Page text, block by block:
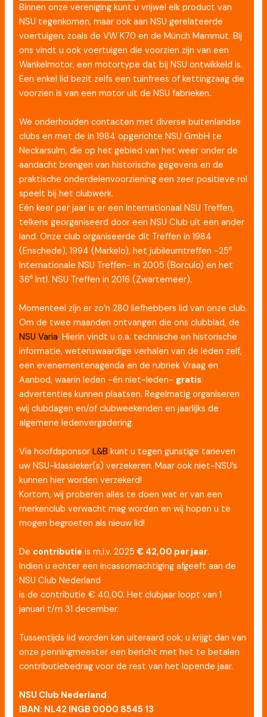
Binnen onze vereniging kunt u vrijwel elk product van
NSU tegenkomen, maar ook aan NSU gerelateerde
voertuigen, zoals de VW K70 en de Münch Mammut. Bij
ons vindt u ook voertuigen die voorzien zijn van een
Wankelmotor, een motortype dat bij NSU ontwikkeld is.
Een enkel lid bezit zelfs een tuinfrees of kettingzaag die
voorzien is van een motor uit de NSU fabrieken.
We onderhouden contacten met diverse buitenlandse
clubs en met de in 1984 opgerichte NSU GmbH te
Neckarsulm, die op het gebied van het weer onder de
aandacht brengen van historische gegevens en de
praktische onderdelenvoorziening een zeer positieve rol
speelt bij het clubwerk.
Eén keer per jaar is er een Internationaal NSU Treffen,
telkens georganiseerd door een NSU Club uit een ander
land. Onze club organiseerde dit Treffen in 1984
(Enschede), 1994 (Markelo), het jubileumtreffen -25e
Internationale NSU Treffen- in 2005 (Borculo) en het
36e Intl. NSU Treffen in 2016 (Zwartemeer).
Momenteel zijn er zo’n 280 liefhebbers lid van onze club.
Om de twee maanden ontvangen die ons clubblad, de
NSU Varia. Hierin vindt u o.a. technische en historische
informatie, wetens­waardige verhalen van de leden zelf,
een evenementenagenda en de rubriek Vraag en
Aanbod, waarin leden -én niet-leden- gratis
advertenties kunnen plaatsen. Regelmatig organiseren
wij clubdagen en/of clubweekenden en jaarlijks de
algemene ledenvergadering.
Via hoofdsponsorL&B kunt u tegen gunstige tarieven
uw NSU-klassieker(s) verzekeren. Maar ook niet-NSU’s
kunnen hier worden verzekerd!
Kortom, wij proberen alles te doen wat er van een
merkenclub verwacht mag worden en wij hopen u te
mogen begroeten als nieuw lid!
De contributie is m.i.v. 2025€ 42,00 per jaar.
Indien u echter een incassomachtiging afgeeft aan de
NSU Club Nederland
is de contributie € 40,00. Het clubjaar loopt van 1
januari t/m 31 december.
Tussentijds lid worden kan uiteraard ook; u krijgt dan van
onze penningmeester een bericht met het te betalen
contributiebedrag voor de rest van het lopende jaar.
NSU Club Nederland
IBAN: NL42 INGB 0000 8545 13